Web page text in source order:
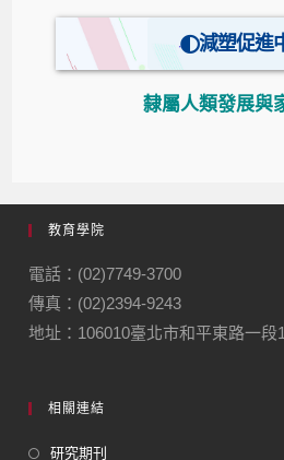
減塑促進
隸屬人類發展與
教育學院
電話：(02)7749-3700
傳真：(02)2394-9243
地址：106010臺北市和平東路一段
相關連結
研究期刊